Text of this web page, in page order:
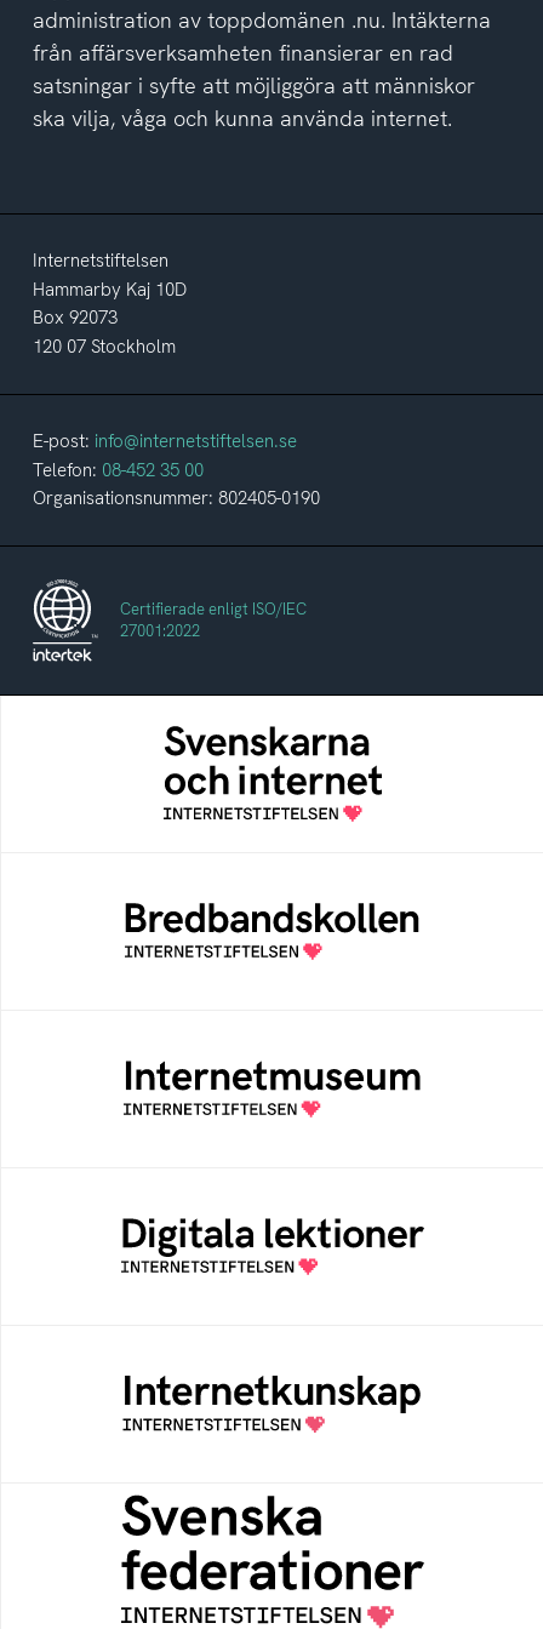
administration av toppdomänen .nu. Intäkterna
från affärsverksamheten finansierar en rad
satsningar i syfte att möjliggöra att människor
ska vilja, våga och kunna använda internet.
Internetstiftelsen
Hammarby Kaj 10D
Box 92073
120 07 Stockholm
E-post: info@internetstiftelsen.se
Telefon: 08-452 35 00
Organisationsnummer: 802405-0190
Certifierade enligt ISO/IEC
27001:2022
Svenskarna och internet
En årlig studie av svenska folkets
internetvanor
Bredbandskollen är ett oberoende
konsumentverktyg som drivs av
Internetstiftelsen
Ett digitalt museum som byggts, och kureras
av Internetstiftelsen
Öppen digital lärresurs med färdiga lektioner
för alla stadier i grundskolan
Samlad kunskap som hjälper dig att bli en
säker och medveten internetanvändare
Svenska federationer
Grunden för medlemskap i en sektors- eller
kontextspecifik federation